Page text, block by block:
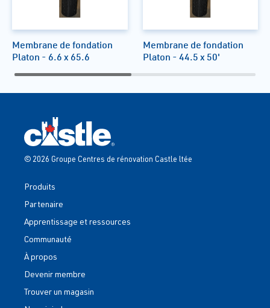
Membrane de fondation
Platon - 6.6 x 65.6
Membrane de fondation
Platon - 44.5 x 50'
© 2026 Groupe Centres de rénovation Castle ltée
Produits
Partenaire
Apprentissage et ressources
Communauté
À propos
Devenir membre
Trouver un magasin